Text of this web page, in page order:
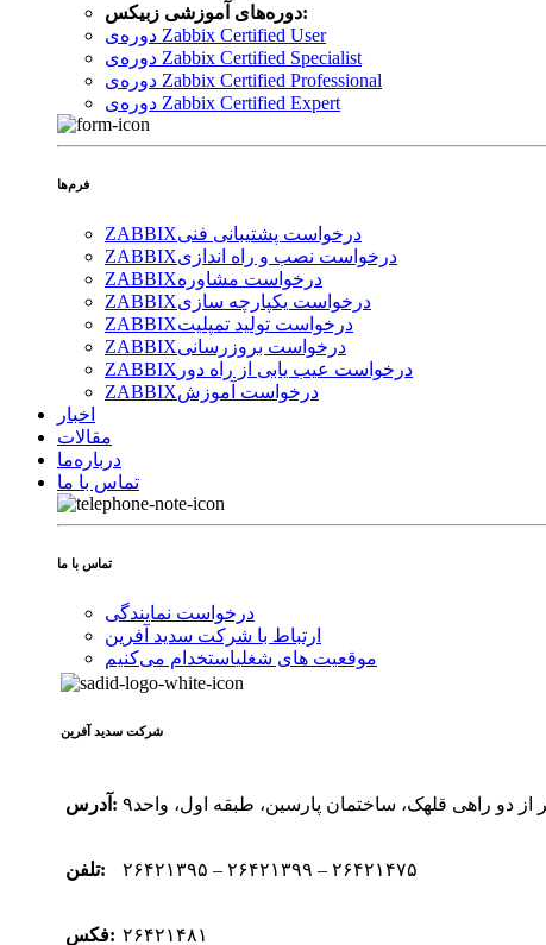
دوره‌های آموزشی زبیکس:
دوره‌ی Zabbix Certified User
دوره‌ی Zabbix Certified Specialist
دوره‌ی Zabbix Certified Professional
دوره‌ی Zabbix Certified Expert
فرم‌ها
ZABBIXدرخواست پشتیبانی فنی
ZABBIXدرخواست نصب و راه اندازی
ZABBIXدرخواست مشاوره
ZABBIXدرخواست یکپارچه سازی
ZABBIXدرخواست تولید تمپلیت
ZABBIXدرخواست بروزرسانی
ZABBIX درخواست عیب یابی از راه دور
ZABBIXدرخواست آموزش
اخبار
مقالات
درباره‌ما
تماس با ما
تماس با ما
درخواست نمایندگی
ارتباط با شرکت سدید آفرین
موقعیت های شغلیاستخدام ‌می‌کنیم
شرکت سدید‌ آفرین
آدرس: از دو راهی قلهک، ساختمان پارسین، طبقه اول، واحد۹
تلفن: ۲۶۴۲۱۳۹۵ – ۲۶۴۲۱۳۹۹ – ۲۶۴۲۱۴۷۵
فکس: ۲۶۴۲۱۴۸۱